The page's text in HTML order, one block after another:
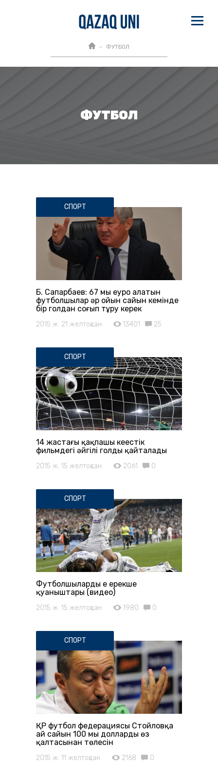
ФУТБОЛ
ФУТБОЛ
СПОРТ
Б. Сапарбаев: 67 мың еуро алатын
футболшылар әр ойын сайын кемінде
бір голдан соғып тұру керек
2015 ж. 21 желтоқсан 13401 25
СПОРТ
14 жастағы қақпашы кеңестік
фильмдегі әйгілі голды қайталады
2015 ж. 15 желтоқсан 2061 0
СПОРТ
Футболшылардың ең ерекше
қуаныштары (видео)
2015 ж. 15 желтоқсан 1980 0
СПОРТ
ҚР футбол федерациясы Стойловқа
ай сайын 100 мың долларды өз
қалтасынан төлесін
2015 ж. 11 желтоқсан 2168 0